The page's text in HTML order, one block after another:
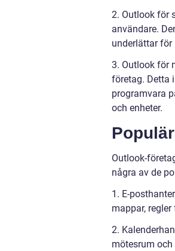
2. Outlook för
användare.
underlättar för
3. Outlook för
företag. Detta
programvara
och enheter.
Outlook-
några av de
1. E-
mappar,
2.
mötesrum